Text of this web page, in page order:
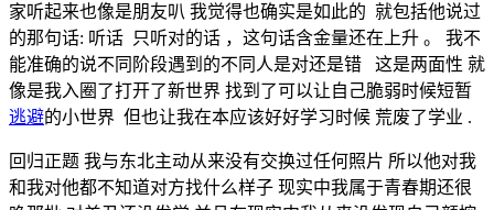
家听起来也像是朋友叭 我觉得也确实是如此的 就包括他说过
的那句话: 听话 只听对的话 ，这句话含金量还在上升 。 我不
能准确的说不同阶段遇到的不同人是对还是错 这是两面性 就
像是我入圈了打开了新世界 找到了可以让自己脆弱时候短暂
逃避的小世界 但也让我在本应该好好学习时候 荒废了学业 .
回归正题 我与东北主动从来没有交换过任何照片 所以他对我
和我对他都不知道对方找什么样子 现实中我属于青春期还很